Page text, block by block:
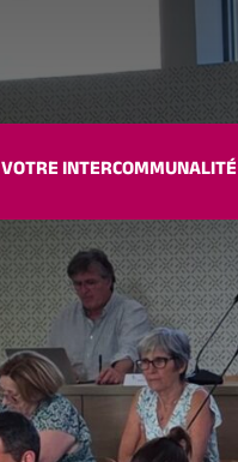
VOTRE INTERCOMMUNALITÉ